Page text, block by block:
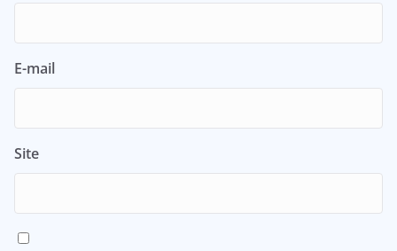
E-mail
Site